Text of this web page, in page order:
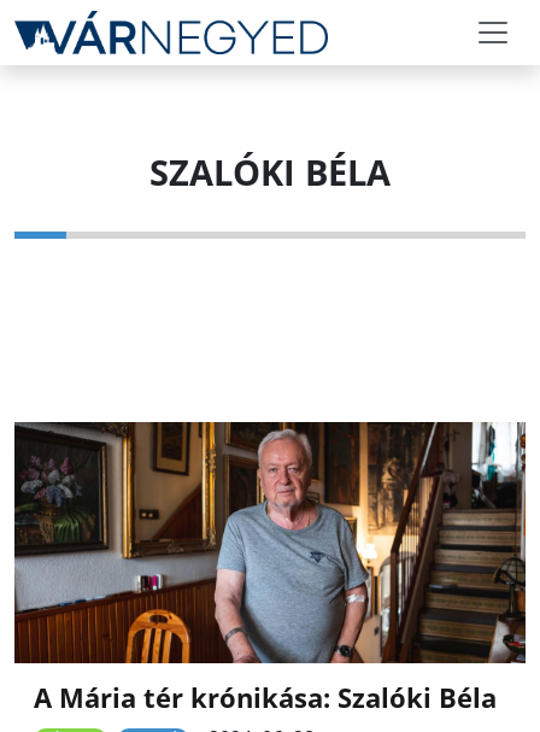
SZALÓKI BÉLA
A Mária tér krónikása: Szalóki Béla